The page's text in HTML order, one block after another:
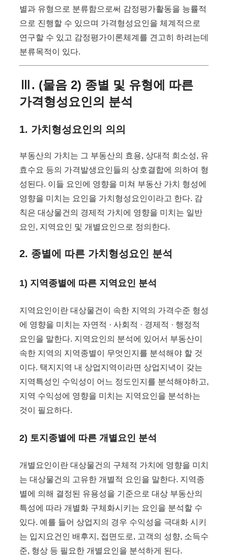
별과 유형으로 분류함으로써 감정평가활동을 능률적
으로 진행할 수 있으며 가격형성요인을 체계적으로
연구할 수 있고 감정평가이론체계를 견고히 하려는데
분류목적이 있다.
Ⅲ. (물음 2) 종별 및 유형에 따른
가격형성요인의 분석
1. 가치형성요인의 의의
부동산의 가치는 그 부동산의 효용, 상대적 희소성, 유
효수요 등의 가격발생요인들의 상호결합에 의하여 형
성된다. 이들 요인에 영향을 미쳐 부동산 가치 형성에
영향을 미치는 요인을 가치형성요인이라고 한다. 감
칙은 대상물건의 경제적 가치에 영향을 미치는 일반
요인, 지역요인 및 개별요인으로 정의한다.
2. 종별에 따른 가치형성요인 분석
1) 지역종별에 따른 지역요인 분석
지역요인이란 대상물건이 속한 지역의 가격수준 형성
에 영향을 미치는 자연적 · 사회적 · 경제적 · 행정적
요인을 말한다. 지역요인의 분석에 있어서 부동산이
속한 지역의 지역종별이 무엇인지를 분석해야 할 것
이다. 택지지역 내 상업지역이라면 상업지녁이 갖는
지역특성인 수익성이 어느 정도인지를 분석해야하고,
지역 수익성에 영향을 미치는 지역요인을 분석하는
것이 필요하다.
2) 토지종별에 따른 개별요인 분석
개별요인이란 대상물건의 구체적 가치에 영향을 미치
는 대상물건의 고유한 개별적 요인을 말한다. 지역종
별에 의해 결정된 유용성을 기준으로 대상 부동산의
특성에 따라 개별화 구체화시키는 요인을 분석할 수
있다. 예를 들어 상업지의 경우 수익성을 극대화 시키
는 입지요건인 배후지, 접면도로, 고객의 성향, 소득수
준, 형상 등 필요한 개별요인을 분석하게 된다.